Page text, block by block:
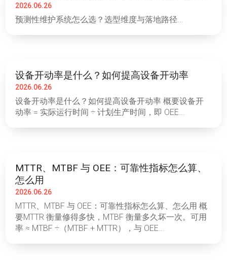
2026.06.26
预测性维护系统怎么选？选型维度与落地路径...
设备开动率是什么？如何提高设备开动率
2026.06.26
设备开动率是什么？如何提高设备开动率 概要设备开
动率 = 实际运行时间 ÷ 计划生产时间，即 OEE...
MTTR、MTBF 与 OEE：可靠性指标怎么算、
怎么用
2026.06.26
MTTR、MTBF 与 OEE：可靠性指标怎么算、怎么用 概
要MTTR 衡量修得多快，MTBF 衡量多久坏一次。可用
率 ≈ MTBF ÷（MTBF + MTTR），与 OEE...